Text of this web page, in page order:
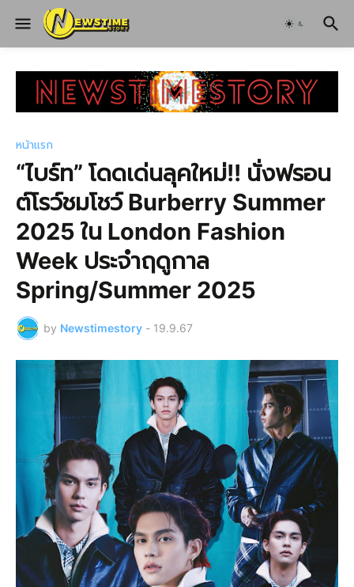
หน้าแรก
“ไบร์ท” โดดเด่นลุคใหม่!! นั่งฟรอน
ต์โรว์ชมโชว์ Burberry Summer
2025 ใน London Fashion
Week ประจำฤดูกาล
Spring/Summer 2025
by Newstimestory - 19.9.67